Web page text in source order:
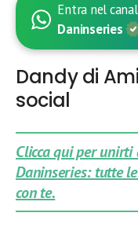
Entra nel
Daninseries
Dandy di
social
Clicca qui per
Daninseries: tutte
con te.